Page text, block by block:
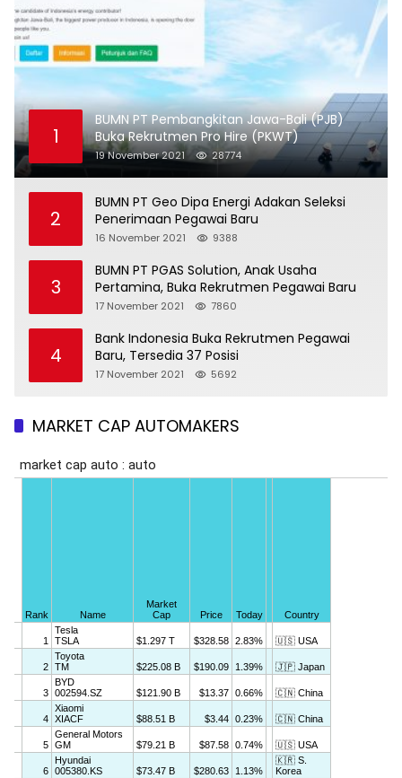
1
BUMN PT Pembangkitan Jawa-Bali (PJB)
Buka Rekrutmen Pro Hire (PKWT)
19 November 2021 28774
2
BUMN PT Geo Dipa Energi Adakan Seleksi
Penerimaan Pegawai Baru
16 November 2021 9388
3
BUMN PT PGAS Solution, Anak Usaha
Pertamina, Buka Rekrutmen Pegawai Baru
17 November 2021 7860
4
Bank Indonesia Buka Rekrutmen Pegawai
Baru, Tersedia 37 Posisi
17 November 2021 5692
MARKET CAP AUTOMAKERS